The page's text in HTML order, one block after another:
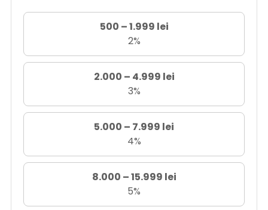
500 – 1.999 lei
2%
2.000 – 4.999 lei
3%
5.000 – 7.999 lei
4%
8.000 – 15.999 lei
5%